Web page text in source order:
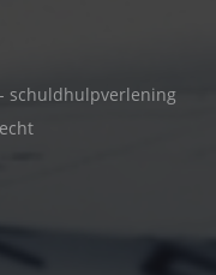
schuldhulpverlening